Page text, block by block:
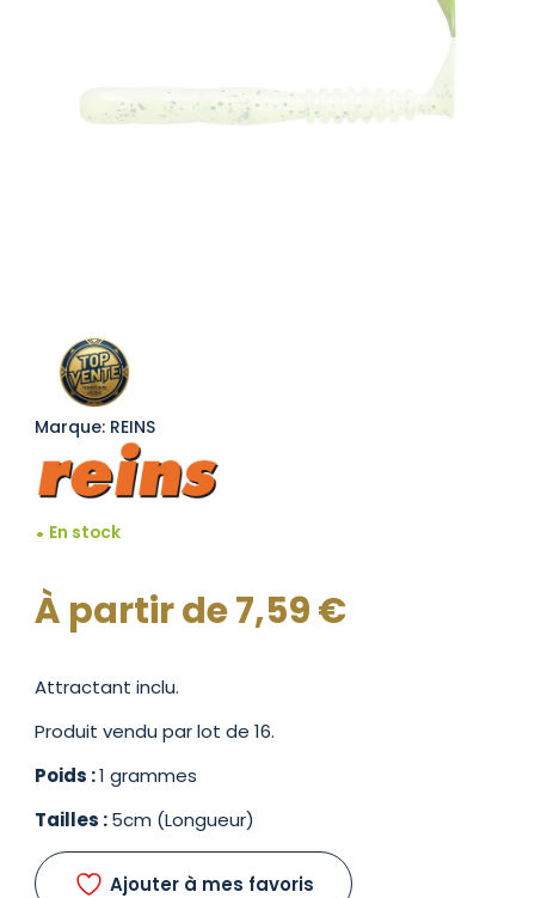
Marque: REINS
En stock
À partir de7,59€
Attractant inclu.
Produit vendu par lot de 16.
Poids :1 grammes
Tailles :5cm (Longueur)
Ajouter à mes favoris